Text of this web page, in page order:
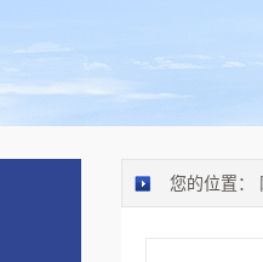
您的位置：